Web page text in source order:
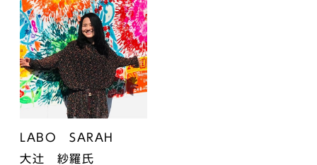
LABO SARAH
大辻 紗羅氏